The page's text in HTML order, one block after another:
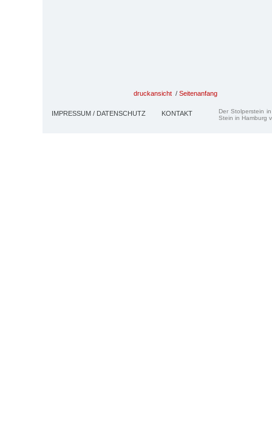
druckansicht / Seitenanfang
IMPRESSUM / DATENSCHUTZ KONTAKT
Der Stolperstein
Stein in Hamburg